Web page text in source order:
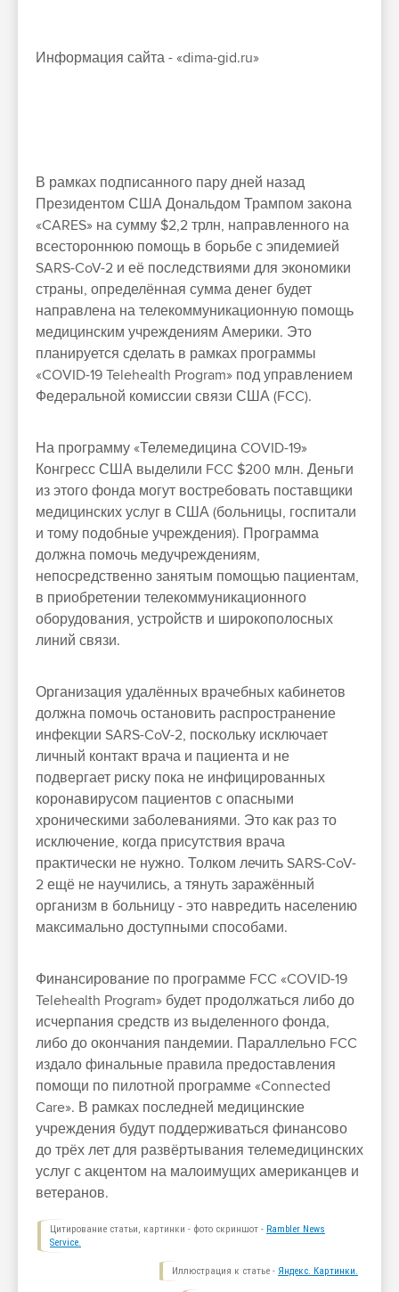
Информация сайта - «dima-gid.ru»
В рамках подписанного пару дней назад
Президентом США Дональдом Трампом закона
«CARES» на сумму $2,2 трлн, направленного на
всестороннюю помощь в борьбе с эпидемией
SARS-CoV-2 и её последствиями для экономики
страны, определённая сумма денег будет
направлена на телекоммуникационную помощь
медицинским учреждениям Америки. Это
планируется сделать в рамках программы
«COVID-19 Telehealth Program» под управлением
Федеральной комиссии связи США (FCC).
На программу «Телемедицина COVID-19»
Конгресс США выделили FCC $200 млн. Деньги
из этого фонда могут востребовать поставщики
медицинских услуг в США (больницы, госпитали
и тому подобные учреждения). Программа
должна помочь медучреждениям,
непосредственно занятым помощью пациентам,
в приобретении телекоммуникационного
оборудования, устройств и широкополосных
линий связи.
Организация удалённых врачебных кабинетов
должна помочь остановить распространение
инфекции SARS-CoV-2, поскольку исключает
личный контакт врача и пациента и не
подвергает риску пока не инфицированных
коронавирусом пациентов с опасными
хроническими заболеваниями. Это как раз то
исключение, когда присутствия врача
практически не нужно. Толком лечить SARS-CoV-
2 ещё не научились, а тянуть заражённый
организм в больницу - это навредить населению
максимально доступными способами.
Финансирование по программе FCC «COVID-19
Telehealth Program» будет продолжаться либо до
исчерпания средств из выделенного фонда,
либо до окончания пандемии. Параллельно FCC
издало финальные правила предоставления
помощи по пилотной программе «Connected
Care». В рамках последней медицинские
учреждения будут поддерживаться финансово
до трёх лет для развёртывания телемедицинских
услуг с акцентом на малоимущих американцев и
ветеранов.
Цитирование статьи, картинки - фото скриншот - Rambler News
Service.
Иллюстрация к статье - Яндекс. Картинки.